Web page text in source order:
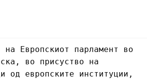
на Европскиот парламент во
во присуство на
од европските институции,